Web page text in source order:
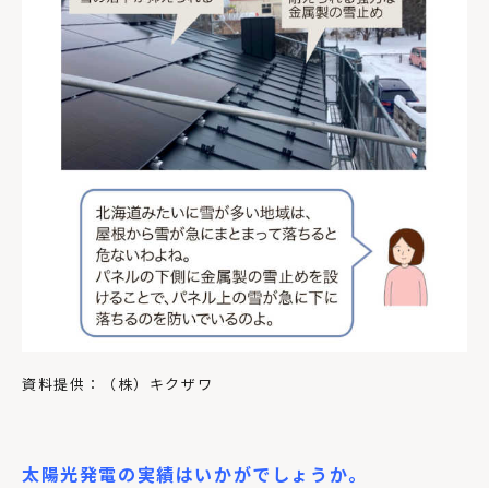
資料提供：（株）キクザワ
太陽光発電の実績はいかがでしょうか。